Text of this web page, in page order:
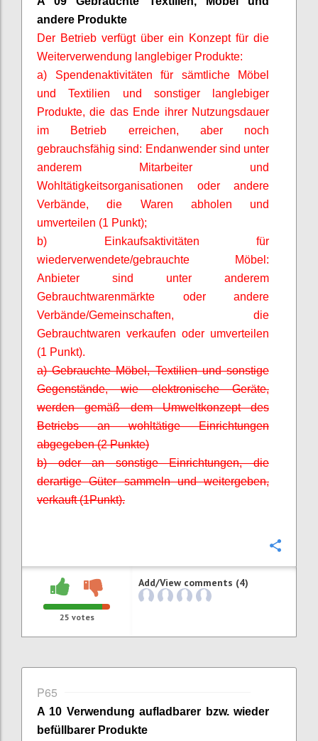
andere Produkte
Der Betrieb verfügt über ein Konzept für die
Weiterverwendung langlebiger Produkte:
a) Spendenaktivitäten für sämtliche Möbel
und Textilien und sonstiger langlebiger
Produkte, die das Ende ihrer Nutzungsdauer
im Betrieb erreichen, aber noch
gebrauchsfähig sind: Endanwender sind unter
anderem Mitarbeiter und
Wohltätigkeitsorganisationen oder andere
Verbände, die Waren abholen und
umverteilen (1 Punkt);
b) Einkaufsaktivitäten für
wiederverwendete/gebrauchte Möbel:
Anbieter sind unter anderem
Gebrauchtwarenmärkte oder andere
Verbände/Gemeinschaften, die
Gebrauchtwaren verkaufen oder umverteilen
(1 Punkt).
a) Gebrauchte Möbel, Textilien und sonstige
Gegenstände, wie elektronische Geräte,
werden gemäß dem Umweltkonzept des
Betriebs an wohltätige Einrichtungen
abgegeben (2 Punkte)
b) oder an sonstige Einrichtungen, die
derartige Güter sammeln und weitergeben,
verkauft (1Punkt).
25 votes
Add/View comments (4)
P65
A 10 Verwendung aufladbarer bzw. wieder
befüllbarer Produkte